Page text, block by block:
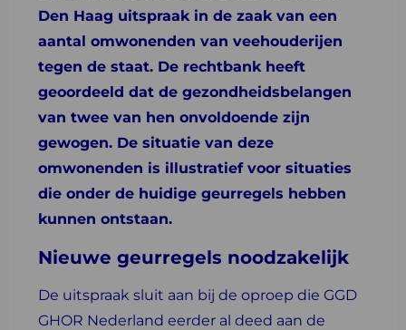
Den Haag uitspraak in de zaak van een
aantal omwonenden van veehouderijen
tegen de staat. De rechtbank heeft
geoordeeld dat de gezondheidsbelangen
van twee van hen onvoldoende zijn
gewogen. De situatie van deze
omwonenden is illustratief voor situaties
die onder de huidige geurregels hebben
kunnen ontstaan.
Nieuwe geurregels noodzakelijk
De uitspraak sluit aan bij de oproep die GGD
GHOR Nederland eerder al deed aan de